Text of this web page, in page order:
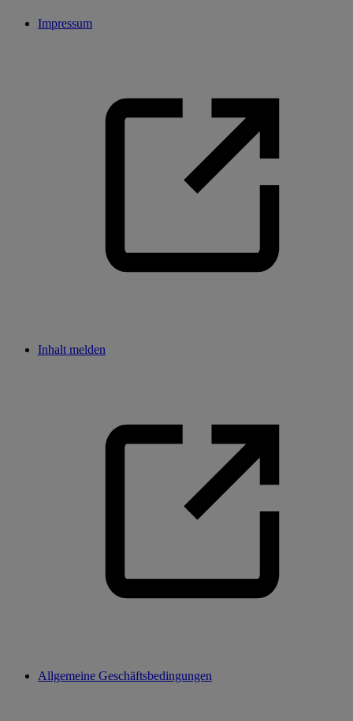
Impressum
Inhalt melden
Allgemeine Geschäftsbedingungen